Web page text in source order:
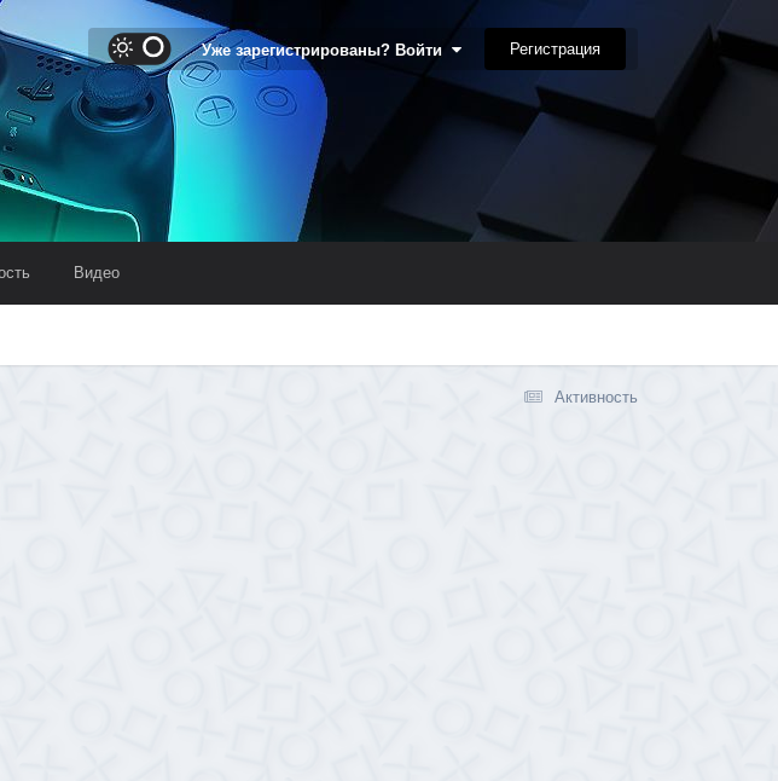
Уже зарегистрированы? Войти Регистрация
Видео
Активность